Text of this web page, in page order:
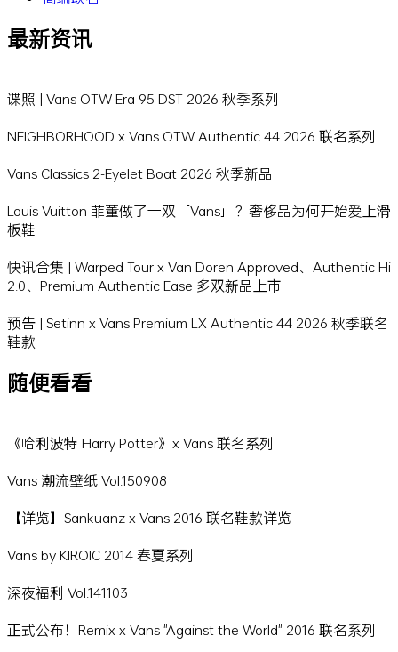
最新资讯
谍照 | Vans OTW Era 95 DST 2026 秋季系列
NEIGHBORHOOD x Vans OTW Authentic 44 2026 联名系列
Vans Classics 2-Eyelet Boat 2026 秋季新品
Louis Vuitton 菲董做了一双「Vans」？奢侈品为何开始爱上滑
板鞋
快讯合集 | Warped Tour x Van Doren Approved、Authentic Hi
2.0、Premium Authentic Ease 多双新品上市
预告 | Setinn x Vans Premium LX Authentic 44 2026 秋季联名
鞋款
随便看看
《哈利波特 Harry Potter》x Vans 联名系列
Vans 潮流壁纸 Vol.150908
【详览】Sankuanz x Vans 2016 联名鞋款详览
Vans by KIROIC 2014 春夏系列
深夜福利 Vol.141103
正式公布！Remix x Vans "Against the World" 2016 联名系列